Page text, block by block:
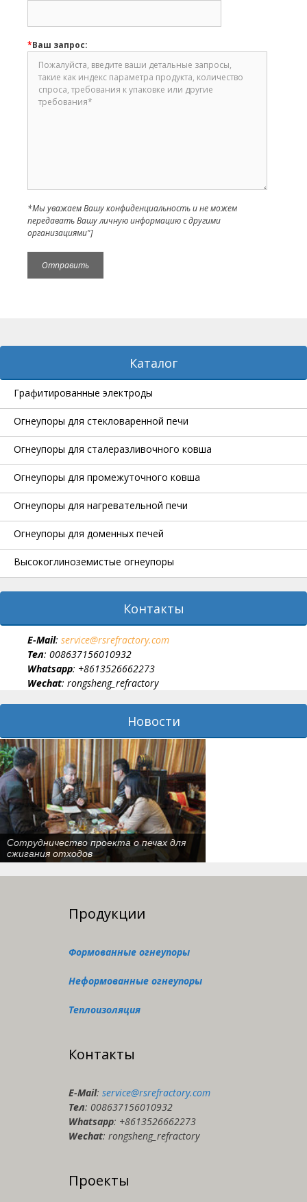
*Ваш запрос:
*Мы уважаем Вашу конфиденциальность и не можем
передавать Вашу личную информацию с другими
организациями"]
Каталог
Графитированные электроды
Огнеупоры для стекловаренной печи
Огнеупоры для сталеразливочного ковша
Огнеупоры для промежуточного ковша
Огнеупоры для нагревательной печи
Огнеупоры для доменных печей
Высокоглиноземистые огнеупоры
Контакты
E-Мail: service@rsrefractory.com
Тел: 008637156010932
Whatsapp: +8613526662273
Wechat: rongsheng_refractory
Новости
146 тонн огнеупорых кирпичей
экспортировалися в Кыргызстан
Продукции
Формованные огнеупоры
Неформованные огнеупоры
Теплоизоляция
Контакты
E-Мail: service@rsrefractory.com
Тел: 008637156010932
Whatsapp: +8613526662273
Wechat: rongsheng_refractory
Проекты